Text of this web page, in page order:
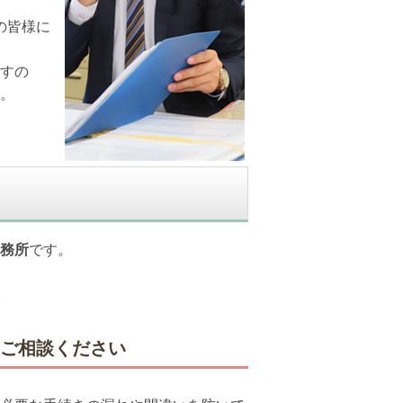
皆様に
の
所です。
相談ください